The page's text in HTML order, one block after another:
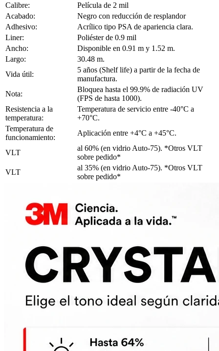
Calibre:
Película de 2 mil
Acabado:
Negro con reducción de resplandor
Adhesivo:
Acrílico tipo PSA de apariencia clara.
Liner:
Poliéster de 0.9 mil
Ancho:
Disponible en 0.91 m y 1.52 m.
Largo:
30.48 m.
Vida útil:
5 años (Shelf life) a partir de la fecha de
manufactura.
Nota:
Bloquea hasta el 99.9% de radiación UV
(FPS de hasta 1000).
Resistencia a la
temperatura:
Temperatura de servicio entre -40°C a
+70°C.
Temperatura de
funcionamiento:
Aplicación entre +4°C a +45°C.
VLT
al 60% (en vidrio Auto-75). *Otros VLT
sobre pedido*
VLT
al 35% (en vidrio Auto-75). *Otros VLT
sobre pedido*